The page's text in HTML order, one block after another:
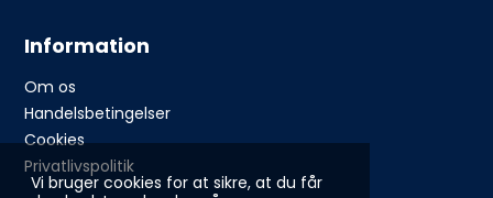
Vi bruger cookies for at sikre, at du får
Information
Om os
Handelsbetingelser
Cookies
Privatlivspolitik